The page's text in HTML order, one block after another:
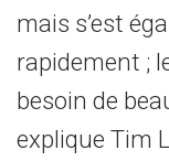
mais s’est
rapidement ;
besoin de
explique Tim